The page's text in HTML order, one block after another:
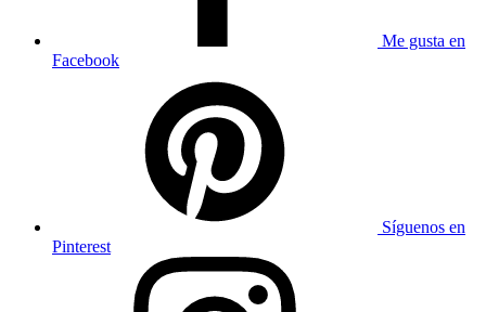
Me gusta en
Facebook
Síguenos en
Pinterest